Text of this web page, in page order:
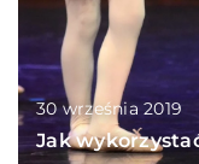
30 września 2019
Jak